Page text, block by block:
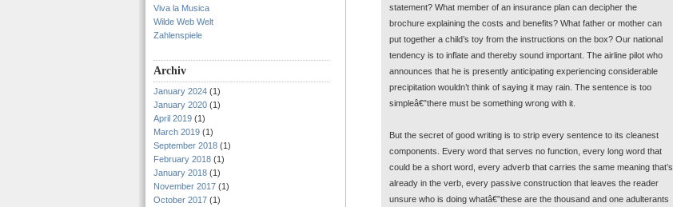
Viva la Musica
Wilde Web Welt
Zahlenspiele
Archiv
January 2024 (1)
January 2020 (1)
April 2019 (1)
March 2019 (1)
September 2018 (1)
February 2018 (1)
January 2018 (1)
November 2017 (1)
October 2017 (1)
statement? What member of an insurance plan can decipher the
brochure explaining the costs and benefits? What father or mother can
put together a child’s toy from the instructions on the box? Our national
tendency is to inflate and thereby sound important. The airline pilot who
announces that he is presently anticipating experiencing considerable
precipitation wouldn’t think of saying it may rain. The sentence is too
simpleâ€”there must be something wrong with it.
But the secret of good writing is to strip every sentence to its cleanest
components. Every word that serves no function, every long word that
could be a short word, every adverb that carries the same meaning that’s
already in the verb, every passive construction that leaves the reader
unsure who is doing whatâ€”these are the thousand and one adulterants